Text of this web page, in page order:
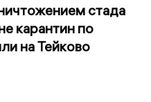
стада
карантин по
на Тейково